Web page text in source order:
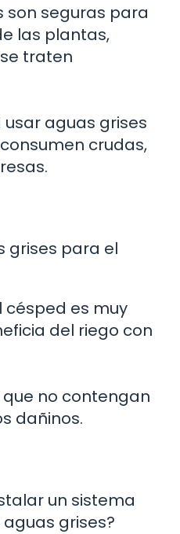
son seguras para
las plantas,
traten
aguas grises
crudas,
grises para el
césped es muy
del riego con
no contengan
dañinos.
un sistema
grises?